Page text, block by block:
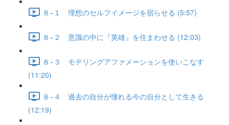
８−１ 理想のセルフイメージを宿らせる (5:57)
８−２ 意識の中に『英雄』を住まわせる (12:03)
８−３ モデリングアファメーションを使いこなす
(11:20)
８−４ 過去の自分が憧れる今の自分として生きる
(12:19)